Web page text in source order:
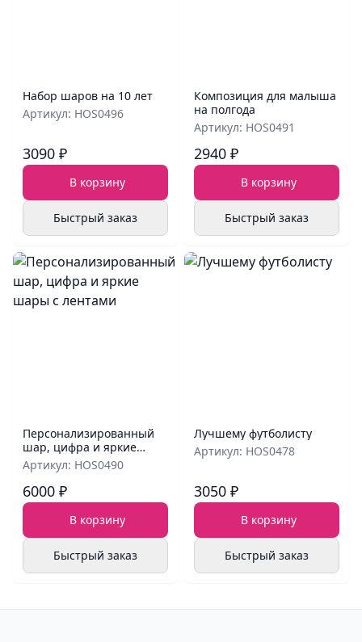
Набор шаров на 10 лет
Артикул: HOS0496
3090 ₽
В корзину
Быстрый заказ
Композиция для малыша
на полгода
Артикул: HOS0491
2940 ₽
В корзину
Быстрый заказ
Персонализированный
шар, цифра и яркие
шары с лентами
Артикул: HOS0490
6000 ₽
В корзину
Быстрый заказ
Лучшему футболисту
Артикул: HOS0478
3050 ₽
В корзину
Быстрый заказ